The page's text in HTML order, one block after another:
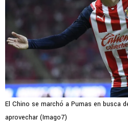
El Chino se marchó a Pumas en busca
aprovechar (Imago7)